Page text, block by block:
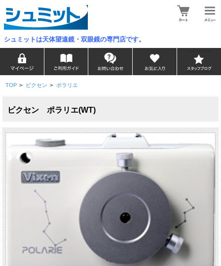
シュミットは天体望遠鏡・双眼鏡の専門店です。
TOP > ビクセン > ポラリエ
ビクセン ポラリエ(WT)